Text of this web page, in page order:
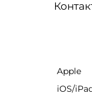
Apple
iOS/